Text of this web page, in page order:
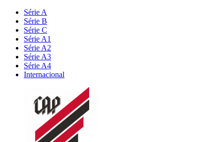
Série A
Série B
Série C
Série A1
Série A2
Série A3
Série A4
Internacional